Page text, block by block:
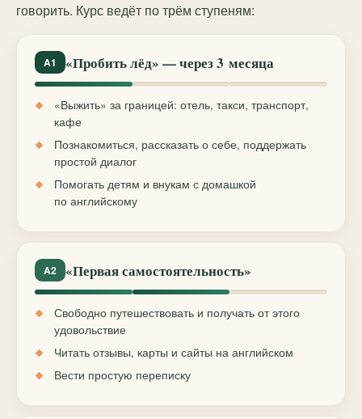
говорить. Курс ведёт по трём ступеням:
A1 «Пробить лёд» — через 3 месяца
«Выжить» за границей: отель, такси, транспорт,
кафе
Познакомиться, рассказать о себе, поддержать
простой диалог
Помогать детям и внукам с домашкой
по английскому
A2 «Первая самостоятельность»
Свободно путешествовать и получать от этого
удовольствие
Читать отзывы, карты и сайты на английском
Вести простую переписку